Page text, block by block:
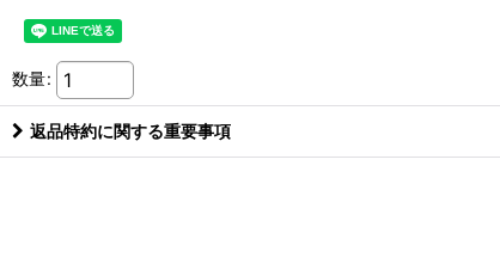
数量:
返品特約に関する重要事項